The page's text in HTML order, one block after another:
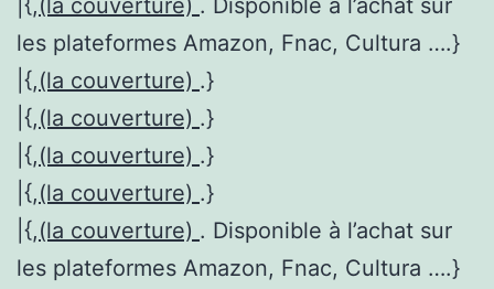
les plateformes Amazon, Fnac, Cultura ….}
|{,(la couverture) .}
|{,(la couverture) .}
|{,(la couverture) .}
|{,(la couverture) .}
|{,(la couverture) . Disponible à l’achat sur
les plateformes Amazon, Fnac, Cultura ….}